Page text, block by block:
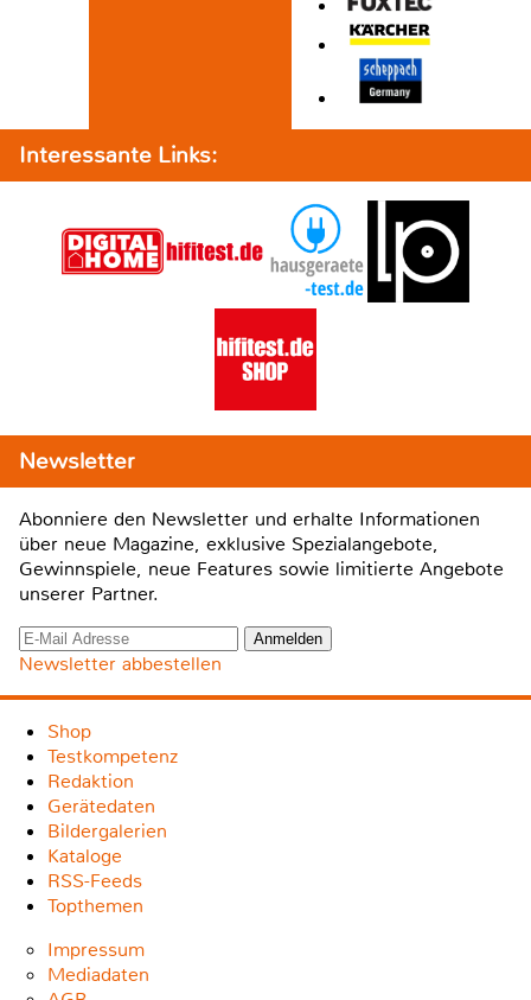
Interessante Links:
Newsletter
Abonniere den Newsletter und erhalte Informationen
über neue Magazine, exklusive Spezialangebote,
Gewinnspiele, neue Features sowie limitierte Angebote
unserer Partner.
Newsletter abbestellen
Shop
Testkompetenz
Redaktion
Gerätedaten
Bildergalerien
Kataloge
RSS-Feeds
Topthemen
Impressum
Mediadaten